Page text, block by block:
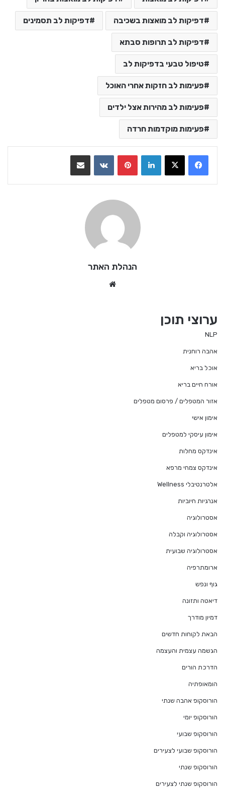
דפיקות לב מואצות בשכיבה דפיקות לב תסמינים
דפיקות לב תרופות סבתא
טיפול טבעי בדפיקות לב
פעימות לב חזקות אחרי האוכל
פעימות לב מהירות אצל ילדים
פעימות מוקדמות חרדה
LinkedIn
VKontakte
הנהלת האתר
ערוצי תוכן
NLP
אהבה רוחנית
אוכל בריא
אורח חיים בריא
אזור המטפלים / פרסום מטפלים
אימון אישי
אימון עיסקי למטפלים
אינדקס מחלות
אינדקס צמחי מרפא
אלטרנטיבלי Wellness
אנרגיות חיוביות
אסטרולוגיה
אסטרולוגיה וקבלה
אסטרולוגיה שבועית
ארומתרפיה
גוף ונפש
דיאטה ותזונה
דמיון מודרך
הבאת לקוחות חדשים
הגשמה עצמית והעצמה
הדרכת הורים
הומאופתיה
הורוסקופ אהבה שנתי
הורוסקופ יומי
הורוסקופ שבועי
הורוסקופ שבועי לצעירים
הורוסקופ שנתי
הורוסקופ שנתי לצעירים